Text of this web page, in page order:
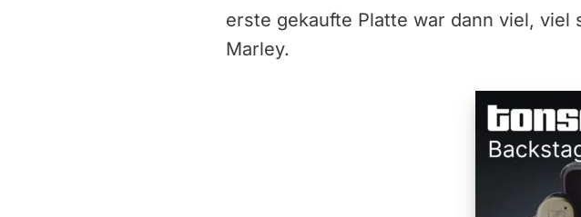
erste gekaufte Platte war dann viel, viel
Marley.